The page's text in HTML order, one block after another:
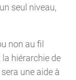
seul niveau,
non au fil
la hiérarchie de
une aide à